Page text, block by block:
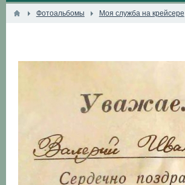
Фотоальбомы Моя служба на крейсере